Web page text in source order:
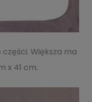
części. Większa ma
x 41 cm.